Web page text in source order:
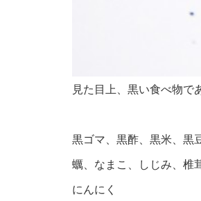
見た目上、黒い食べ物で
黒ゴマ、黒酢、黒米、黒
蠣、なまこ、しじみ、椎
にんにく